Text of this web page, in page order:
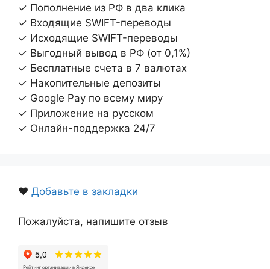
✓ Пополнение из РФ в два клика
✓ Входящие SWIFT-переводы
✓ Исходящие SWIFT-переводы
✓ Выгодный вывод в РФ (от 0,1%)
✓ Бесплатные счета в 7 валютах
✓ Накопительные депозиты
✓ Google Pay по всему миру
✓ Приложение на русском
✓ Онлайн-поддержка 24/7
❤️ Добавьте в закладки
Пожалуйста, напишите отзыв